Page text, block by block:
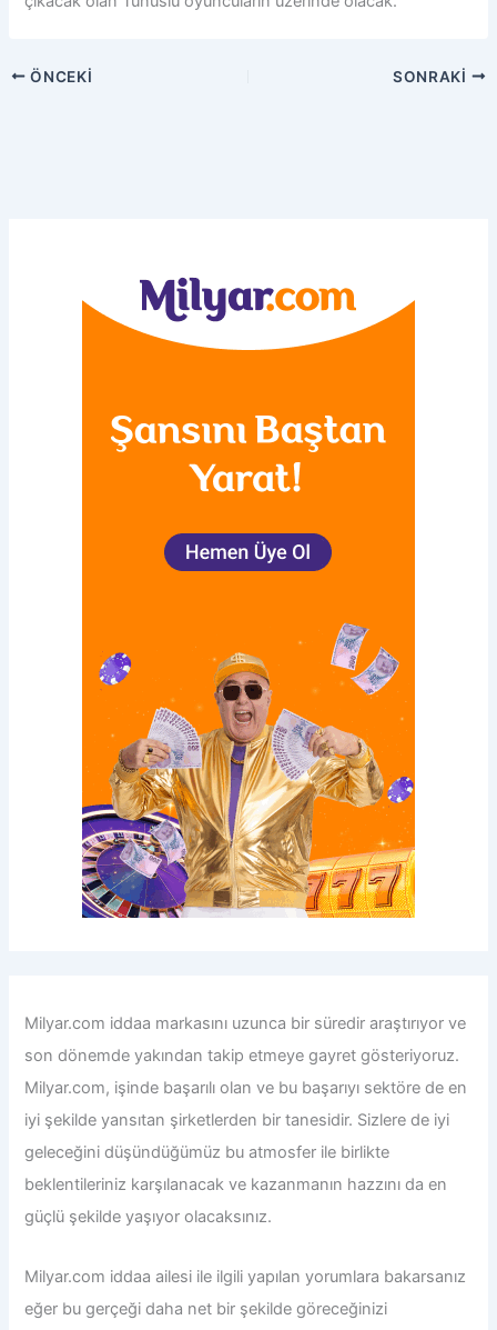
ÖNCEKI SONRAKI
Milyar.com iddaa markasını uzunca bir süredir araştırıyor ve
son dönemde yakından takip etmeye gayret gösteriyoruz.
Milyar.com, işinde başarılı olan ve bu başarıyı sektöre de en
iyi şekilde yansıtan şirketlerden bir tanesidir. Sizlere de iyi
geleceğini düşündüğümüz bu atmosfer ile birlikte
beklentileriniz karşılanacak ve kazanmanın hazzını da en
güçlü şekilde yaşıyor olacaksınız.
Milyar.com iddaaailesi ile ilgili yapılan yorumlara bakarsanız
eğer bu gerçeği daha net bir şekilde göreceğinizi